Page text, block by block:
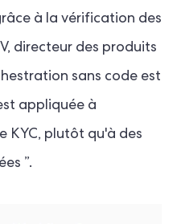
à la vérification des
directeur des produits
sans code est
appliquée à
KYC, plutôt qu'à des
”.